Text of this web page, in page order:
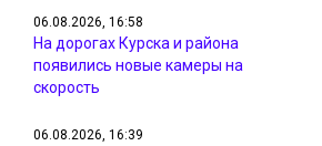
06.08.2026, 16:58
На дорогах Курска и района
появились новые камеры на
скорость
06.08.2026, 16:39